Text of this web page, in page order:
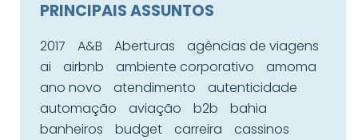
PRINCIPAIS ASSUNTOS
2017 A&B Aberturas
agências de viagens
ai
airbnb ambiente corporativo
amoma
ano novo
atendimento
autenticidade
automação
aviação b2b
bahia
banheiros
budget carreira
cassinos